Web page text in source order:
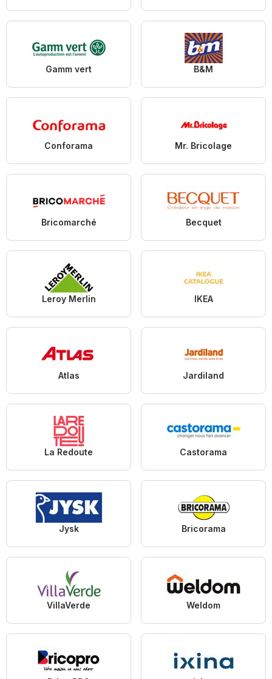
Gamm vert B&M
Conforama Mr. Bricolage
Bricomarché Becquet
Leroy Merlin IKEA
Atlas Jardiland
La Redoute Castorama
Jysk Bricorama
VillaVerde Weldom